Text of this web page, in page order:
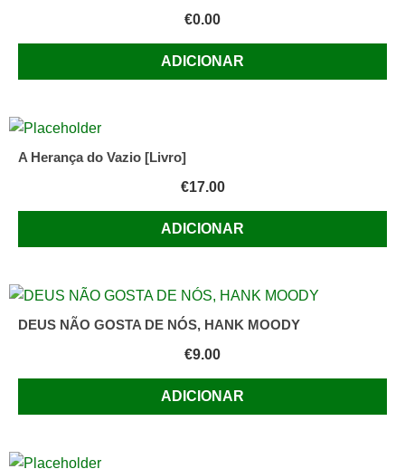
€0.00
ADICIONAR
A Herança do Vazio [Livro]
€17.00
ADICIONAR
DEUS NÃO GOSTA DE NÓS, HANK MOODY
€9.00
ADICIONAR